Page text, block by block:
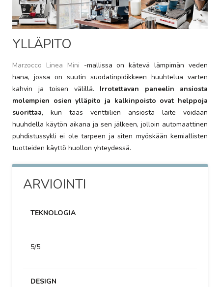
YLLÄPITO
Marzocco Linea Mini -mallissa on kätevä lämpimän veden
hana, jossa on suutin suodatinpidikkeen huuhtelua varten
kahvin ja toisen välillä. Irrotettavan paneelin ansiosta
molempien osien ylläpito ja kalkinpoisto ovat helppoja
suorittaa, kun taas venttiilien ansiosta laite voidaan
huuhdella käytön aikana ja sen jälkeen, jolloin automaattinen
puhdistussykli ei ole tarpeen ja siten myöskään kemiallisten
tuotteiden käyttö huollon yhteydessä.
ARVIOINTI
TEKNOLOGIA
5/5
DESIGN